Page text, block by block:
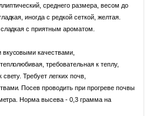
среднего размера, весом до
иногда с редкой сеткой, желтая.
с приятным ароматом.
качествами,
требовательная к теплу,
Требует легких почв,
Посев проводить при прогреве почвы
Норма высева - 0,3 грамма на